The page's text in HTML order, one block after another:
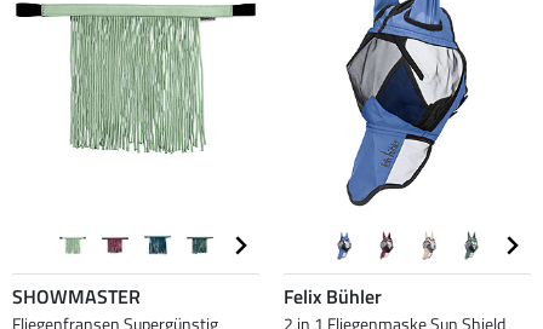
SHOWMASTER
Fliegenfransen Supergünstig
Felix Bühler
2 in 1 Fliegenmaske Sun Shield